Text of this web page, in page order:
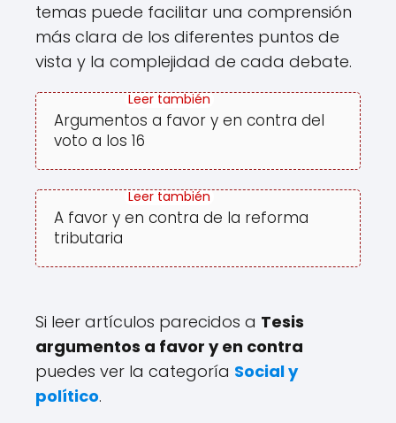
temas puede facilitar una comprensión
más clara de los diferentes puntos de
vista y la complejidad de cada debate.
Argumentos a favor y en contra del
voto a los 16
A favor y en contra de la reforma
tributaria
Si leer artículos parecidos a Tesis
argumentos a favor y en contra
puedes ver la categoría Social y
político.